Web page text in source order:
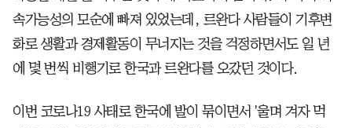
속가능성의 모순에 빠져 있었는데, 르완다 사람들이 기후변
화로 생활과 경제활동이 무너지는 것을 걱정하면서도 일 년
에 몇 번씩 비행기로 한국과 르완다를 오갔던 것이다.
이번 코로나19 사태로 한국에 발이 묶이면서 '울며 겨자 먹